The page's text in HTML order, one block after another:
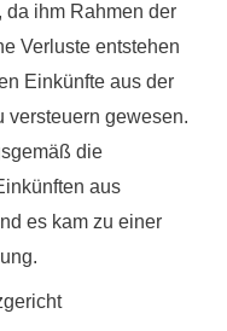
da ihm Rahmen der
Verluste entstehen
Einkünfte aus der
versteuern gewesen.
die
aus
es kam zu einer